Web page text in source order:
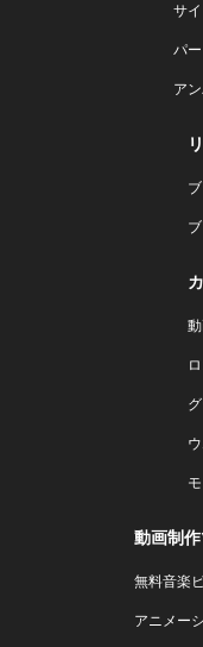
サ
パ
ア
動画制
無料音楽
アニメー